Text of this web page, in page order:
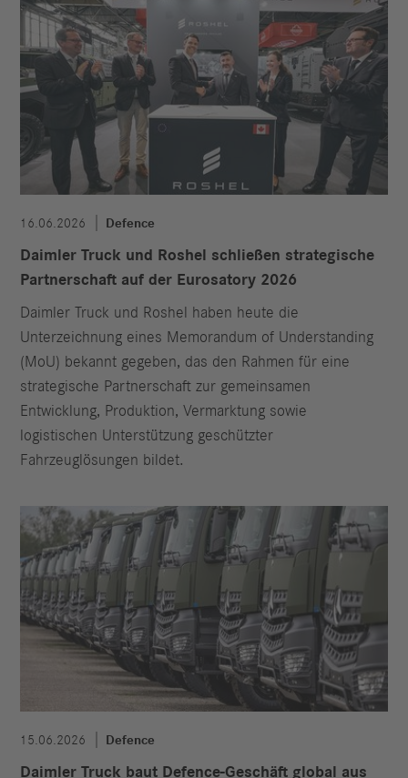
16.06.2026 Defence
Daimler Truck und Roshel schließen strategische
Partnerschaft auf der Eurosatory 2026
Daimler Truck und Roshel haben heute die
Unterzeichnung eines Memorandum of Understanding
(MoU) bekannt gegeben, das den Rahmen für eine
strategische Partnerschaft zur gemeinsamen
Entwicklung, Produktion, Vermarktung sowie
logistischen Unterstützung geschützter
Fahrzeuglösungen bildet.
15.06.2026 Defence
Daimler Truck baut Defence-Geschäft global aus